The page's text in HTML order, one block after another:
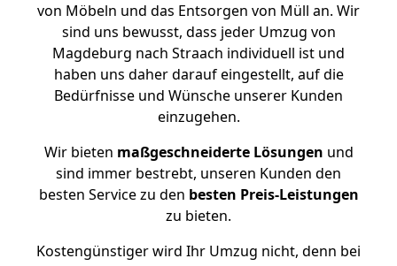
von Möbeln und das Entsorgen von Müll an. Wir
sind uns bewusst, dass jeder Umzug von
Magdeburg nach Straach individuell ist und
haben uns daher darauf eingestellt, auf die
Bedürfnisse und Wünsche unserer Kunden
einzugehen.
Wir bieten maßgeschneiderte Lösungen und
sind immer bestrebt, unseren Kunden den
besten Service zu den besten Preis-Leistungen
zu bieten.
Kostengünstiger wird Ihr Umzug nicht, denn bei